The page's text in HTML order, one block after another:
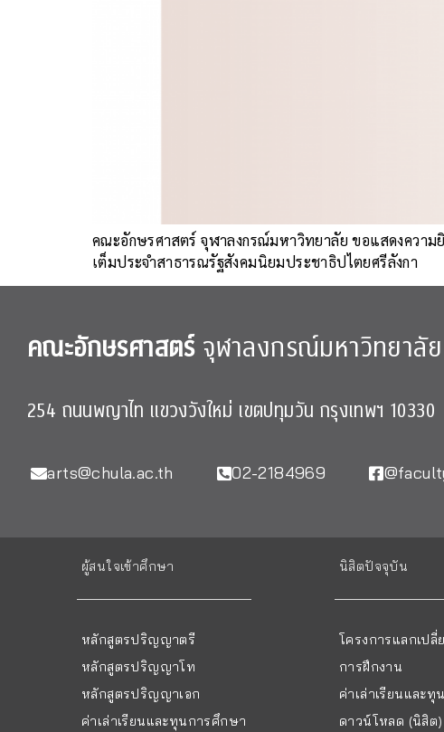
คณะอักษรศาสตร์ จุฬาลงกรณ์มหาวิทยาลัย ขอแสดงควา
เต็มประจำสาธารณรัฐสังคมนิยมประชาธิปไตยศรีลังกา
คณะอักษรศาสตร์จุฬาลงกรณ์มหาวิทยาลัย
254 ถนนพญาไท แขวงวังใหม่ เขตปทุมวัน กรุงเทพฯ 10330
arts@chula.ac.th 02-2184969
ผู้สนใจเข้าศึกษา
หลักสูตรปริญญาตรี
หลักสูตรปริญญาโท
หลักสูตรปริญญาเอก
ค่าเล่าเรียนและทุนการศึกษา
นิสิตปัจจุบัน
โครงการแลกเปลี่
การฝึกงาน
ค่าเล่าเรียนและ
ดาวน์โหลด (นิสิต)